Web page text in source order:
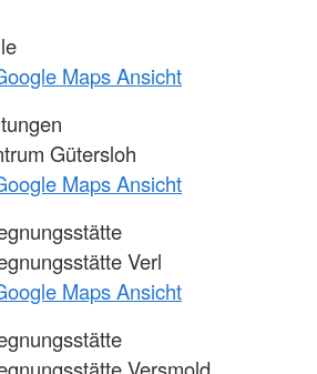
Maps Ansicht
Gütersloh
Maps Ansicht
Verl
Maps Ansicht